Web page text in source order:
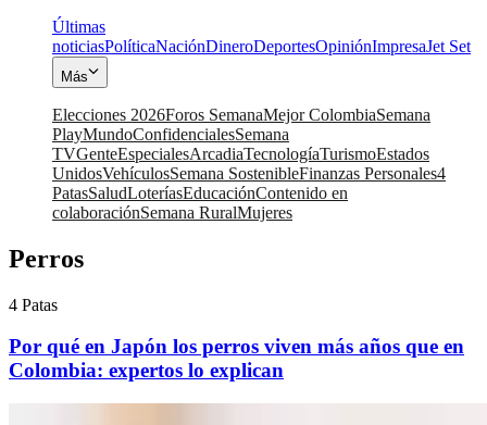
Últimas
noticiasPolíticaNaciónDineroDeportesOpiniónImpresaJet Set
Más
Elecciones 2026Foros SemanaMejor ColombiaSemana
PlayMundoConfidencialesSemana
TVGenteEspecialesArcadiaTecnologíaTurismoEstados
UnidosVehículosSemana SostenibleFinanzas Personales4
PatasSaludLoteríasEducaciónContenido en
colaboraciónSemana RuralMujeres
Perros
4 Patas
Por qué en Japón los perros viven más años que en
Colombia: expertos lo explican